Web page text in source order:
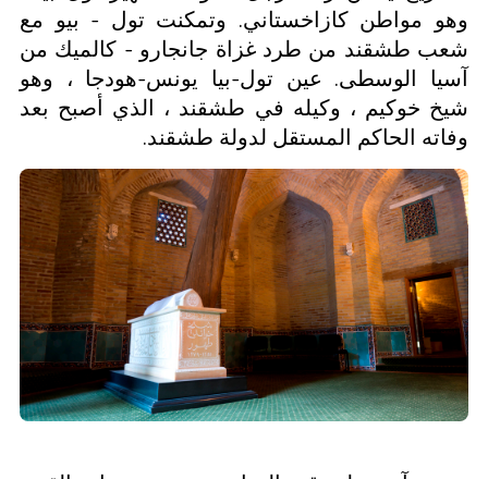
وهو مواطن كازاخستاني. وتمكنت تول - بيو مع
شعب طشقند من طرد غزاة جانجارو - كالميك من
آسيا الوسطى. عين تول-بيا يونس-هودجا ، وهو
شيخ خوكيم ، وكيله في طشقند ، الذي أصبح بعد
وفاته الحاكم المستقل لدولة طشقند.